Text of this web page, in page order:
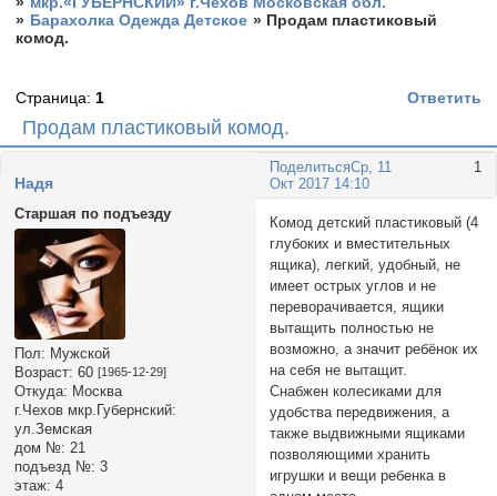
» Барахолка Одежда Детское » Продам пластиковый
комод.
Продам пластиковый комод.
Страница: 1 Ответить
Поделиться 1
Ср, 11
Окт 2017 14:10
Надя
Старшая по подъезду
Пол: Мужской
Возраст: 60 [1965-12-29]
Откуда: Москва
г.Чехов мкр.Губернский:
ул.Земская
дом №: 21
подъезд №: 3
этаж: 4
Комод детский пластиковый (4
глубоких и вместительных
ящика), легкий, удобный, не
имеет острых углов и не
переворачивается, ящики
вытащить полностью не
возможно, а значит ребёнок их
на себя не вытащит.
Снабжен колесиками для
удобства передвижения, а
также выдвижными ящиками
позволяющими хранить
игрушки и вещи ребенка в